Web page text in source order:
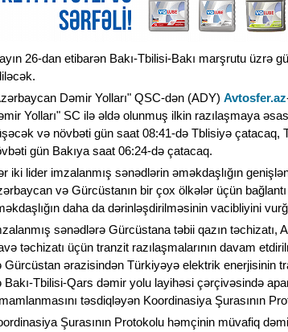
26-dan etibarən Bakı-Tbilisi-Bakı marşrutu üzrə
Dəmir Yolları" QSC-dən (ADY) Avtosfer.az
Yolları" SC ilə əldə olunmuş ilkin razılaşmaya
və növbəti gün saat 08:41-də Tblisiyə çatacaq,
gün Bakıya saat 06:24-də çatacaq.
iki lider imzalanmış sənədlərin əməkdaşlığın
və Gürcüstanın bir çox ölkələr üçün
daha da dərinləşdirilməsinin vacibliyini
sənədlərə Gürcüstana təbii qazın təchizatı,
təchizatı üçün tranzit razılaşmalarının davam
Gürcüstan ərazisindən Türkiyəyə elektrik enerjisinin
Bakı-Tbilisi-Qars dəmir yolu layihəsi çərçivəsində
təsdiqləyən Koordinasiya Şurasının
Şurasının Protokolu həmçinin müvafiq